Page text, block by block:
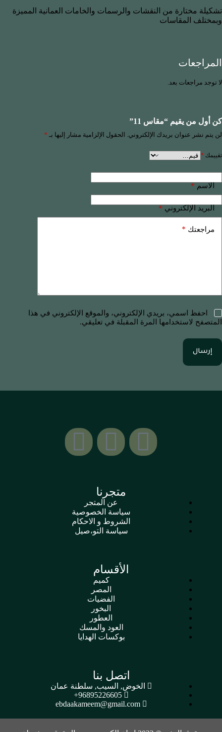
تشكيلة مختارة من النقشات والرسمات والخامات العمانية المميزة
وبمختلف المقاسات
المراجعات
لا توجد مراجعات بعد.
كن أول من يقيم “مقاس 11”
لن يتم نشر عنوان بريدك الإلكتروني. الحقول الإلزامية مشار إليها بـ *
تقييمك *
الاسم *
البريد الإلكتروني *
مراجعتك *
احفظ اسمي، بريدي الإلكتروني، والموقع الإلكتروني في هذا
المتصفح لاستخدامها المرة المقبلة في تعليقي.
إرسال
متجرنا
عن المتجر
سياسة الخصوصية
الشروط و الاحكام
سياسة التو،صيل
الأقسام
كميم
المصر
الفضيات
البخور
العطور
العود والمسك
بوكسات الهدايا
اتصل بنا
الخوض, السيب, سلطنة عمان
96895226605+
ebdaakameem@gmail.com